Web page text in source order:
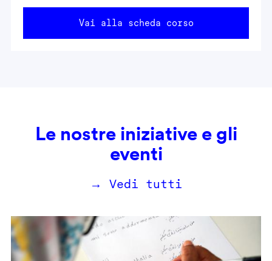
Vai alla scheda corso
Le nostre iniziative e gli
eventi
→ Vedi tutti